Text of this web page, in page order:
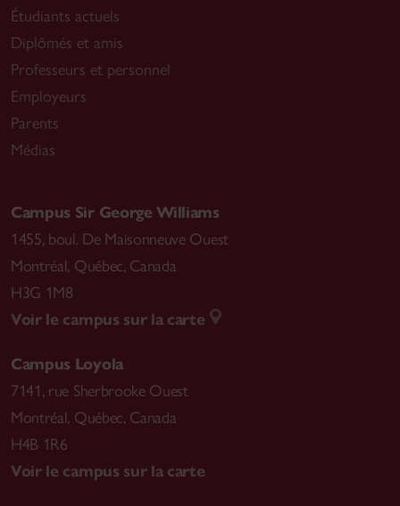
Étudiants actuels
Diplômés et amis
Professeurs et personnel
Employeurs
Parents
Médias
Campus Sir George Williams
1455, boul. De Maisonneuve Ouest
Montréal, Québec, Canada
H3G 1M8
Voir le campus sur la carte
Campus Loyola
7141, rue Sherbrooke Ouest
Montréal, Québec, Canada
H4B 1R6
Voir le campus sur la carte